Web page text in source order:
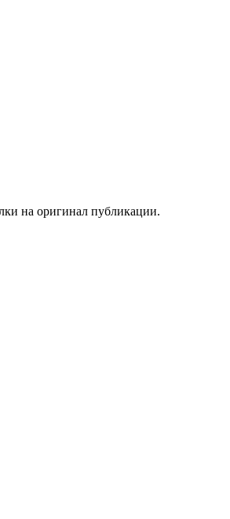
на оригинал публикации.